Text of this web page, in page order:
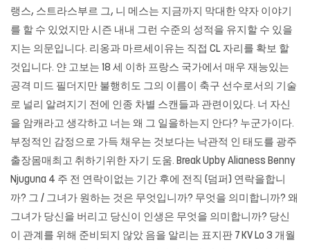
랭스, 스트라스부르 그, 니 메스는 지금까지 막대한 약자 이야기
를 할 수 있었지만 시즌 내내 그런 수준의 성적을 유지할 수 있을
지는 의문입니다. 리옹과 마르세이유는 직접 CL 자리를 확보 할
것입니다. 얀 고보는 18 세 이하 프랑스 국가에서 매우 재능있는
공격 미드 필더지만 불행히도 그의 이름이 축구 선수로서의 기술
로 널리 알려지기 전에 인종 차별 스캔들과 관련이있다. 너 자신
을 암캐라고 생각하고 너는 왜 그 일을하는지 안다? 누군가이다.
부정적인 감정으로 가득 채우는 것보다는 낙관적 인 태도를 광주
출장몸매최고 취하기위한 자기 도움. Break Upby Alianess Benny
Njuguna 4 주 전 연락이없는 기간 후에 전직 (덤퍼) 연락을합니
까? 그 / 그녀가 원하는 것은 무엇입니까? 무엇을 의미합니까? 왜
그녀가 당신을 버리고 당신이 인생은 무엇을 의미합니까? 당신
이 관계를 위해 준비되지 않았 음을 알리는 표지판 7 KV Lo 3 ​​개월